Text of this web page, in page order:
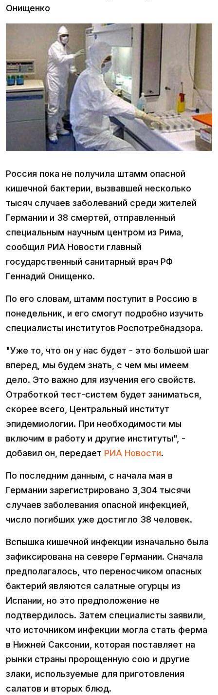
Онищенко
Россия пока не получила штамм опасной
кишечной бактерии, вызвавшей несколько
тысяч случаев заболеваний среди жителей
Германии и 38 смертей, отправленный
специальным научным центром из Рима,
сообщил РИА Новости главный
государственный санитарный врач РФ
Геннадий Онищенко.
По его словам, штамм поступит в Россию в
понедельник, и его смогут подробно изучить
специалисты институтов Роспотребнадзора.
"Уже то, что он у нас будет - это большой шаг
вперед, мы будем знать, с чем мы имеем
дело. Это важно для изучения его свойств.
Отработкой тест-систем будет заниматься,
скорее всего, Центральный институт
эпидемиологии. При необходимости мы
включим в работу и другие институты", -
добавил он, передает РИА Новости.
По последним данным, с начала мая в
Германии зарегистрировано 3,304 тысячи
случаев заболевания опасной инфекцией,
число погибших уже достигло 38 человек.
Вспышка кишечной инфекции изначально была
зафиксирована на севере Германии. Сначала
предполагалось, что переносчиком опасных
бактерий являются салатные огурцы из
Испании, но это предположение не
подтвердилось. Затем специалисты заявили,
что источником инфекции могла стать ферма
в Нижней Саксонии, которая поставляет на
рынки страны пророщенную сою и другие
злаки, используемые для приготовления
салатов и вторых блюд.